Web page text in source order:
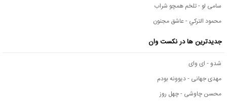
سامی لو - تلخم همچو شراب
محمود التركي - عاشق مجنون
جدیدترین ها در نکست وان
شدو - ای وای
مهدی جهانی - دیوونه بودم
محسن چاوشی - چهل روز